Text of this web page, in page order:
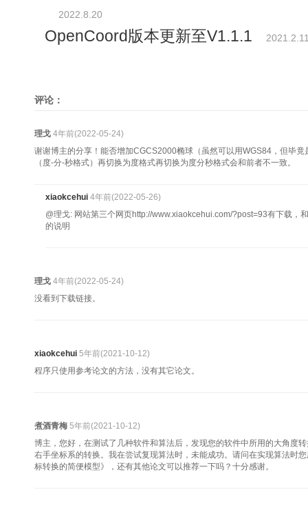
2022.8.20
OpenCoord版本更新至V1.1.1
评论：
理戈 4年前(2022-05-24)
谢谢博主的分享！能否增加CGCS2000椭球（虽然可以用WGS84，但毕
（度-分-秒格式）再切换为度格式再切换为度分秒格式会和前者不一致。
xiaokcehui 4年前(2022-05-26)
@理戈: 网站第三个网页http://www.xiaokcehui.com/?post=93有下载，
的说明
理戈 4年前(2022-05-24)
没看到下载链接。
xiaokcehui 5年前(2021-10-12)
程序只使用参考论文的方法，没有其它论文。
煮酒青梅 5年前(2021-10-12)
博主，您好，在测试了几种软件和算法后，发现您的软件中所用的大角度
右手坐标系的转换。我在尝试复现算法时，未能成功。请问在实现算法时
标转换的简便模型》，还有其他论文可以推荐一下吗？十分感谢。